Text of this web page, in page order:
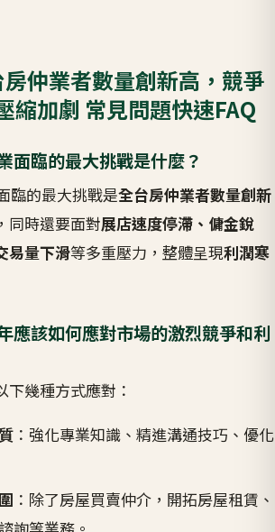
仲業者數量創新高，競爭
縮加劇 常見問題快速FAQ
面臨的最大挑戰是什麼？
臨的最大挑戰是全台房仲業者數量創新
，同時還要面對展店速度停滯、傭金銳
易量下滑等多重壓力，整體呈現利潤寒
應該如何應對市場的激烈競爭和利
幾種方式應對：
：強化專業知識、精進溝通技巧、優化
：除了房屋買賣仲介，開拓房屋租賃、